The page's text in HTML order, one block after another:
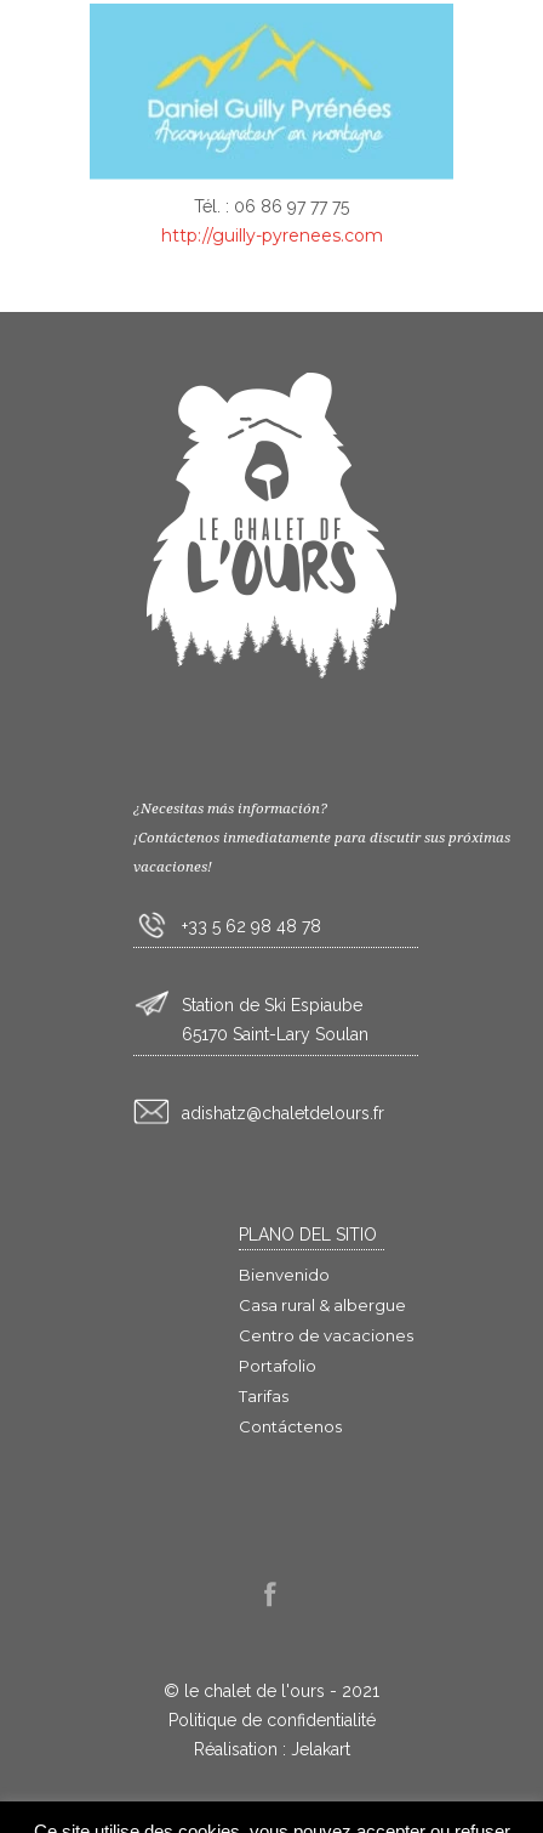
Tél. : 06 86 97 77 75
http://guilly-pyrenees.com
¿Necesitas más información?
¡Contáctenos inmediatamente para discutir sus próximas
vacaciones!
+33 5 62 98 48 78
Station de Ski Espiaube
65170 Saint-Lary Soulan
rf.sruoledtelahc@ztahsida
PLANO DEL SITIO
Bienvenido
Casa rural & albergue
Centro de vacaciones
Portafolio
Tarifas
Contáctenos
© le chalet de l'ours - 2021
Politique de confidentialité
Réalisation : Jelakart